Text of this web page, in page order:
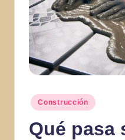
Publicado
en
Construcción
Qué pasa